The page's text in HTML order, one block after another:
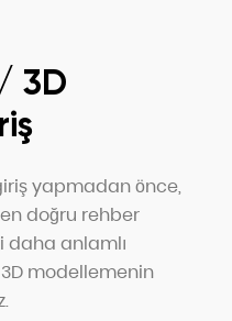
3D
yapmadan önce,
doğru rehber
daha anlamlı
3D modellemenin